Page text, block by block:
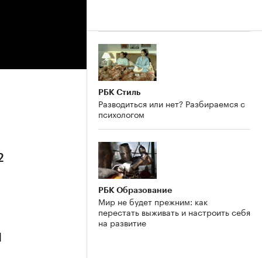
РБК Стиль
Разводиться или нет? Разбираемся с
психологом
РБК Образование
Мир не будет прежним: как
перестать выживать и настроить себя
на развитие